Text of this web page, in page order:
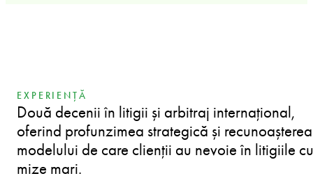
EXPERIENȚĂ
Două decenii în litigii și arbitraj internațional,
oferind profunzimea strategică și recunoașterea
modelului de care clienții au nevoie în litigiile cu
mize mari.